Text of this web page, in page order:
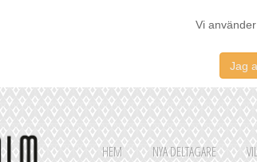
Vi
Jag
HEM NYA DELTAGARE